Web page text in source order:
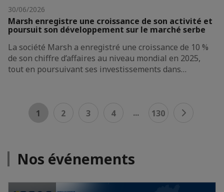
30/06/2026
Marsh enregistre une croissance de son activité et
poursuit son développement sur le marché serbe
La société Marsh a enregistré une croissance de 10 %
de son chiffre d’affaires au niveau mondial en 2025,
tout en poursuivant ses investissements dans…
1 2 3 4 ... 130
Nos événements